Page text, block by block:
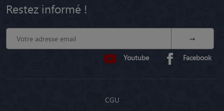
Restez informé !
Youtube Facebook
CGU